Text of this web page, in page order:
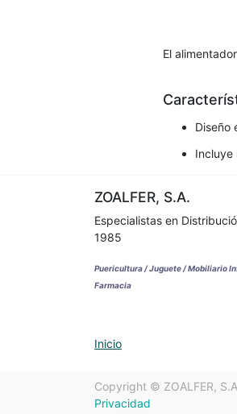
El
Diseño
Incluye
ZOALFER, S.A.
Especialistas en
1985
Puericultura / Juguete / Mobiliario
Farmacia
Inicio
Copyright © ZOALFER,
Privacidad